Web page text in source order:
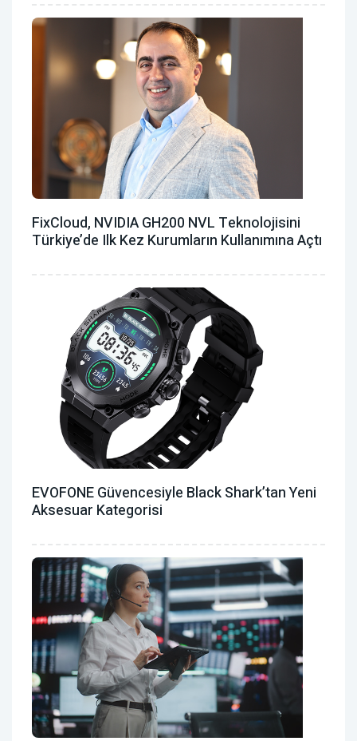
FixCloud, NVIDIA GH200 NVL Teknolojisini
Türkiye’de Ilk Kez Kurumların Kullanımına Açtı
EVOFONE Güvencesiyle Black Shark’tan Yeni
Aksesuar Kategorisi